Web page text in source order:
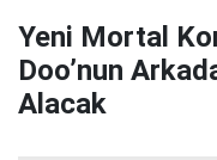
Yeni Mortal
Doo’nun
Alacak